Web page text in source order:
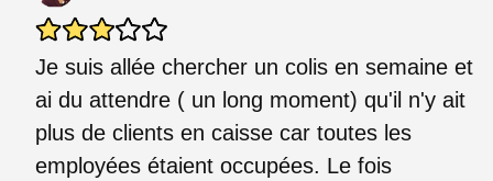
Je suis allée chercher un colis en semaine et
ai du attendre ( un long moment) qu'il n'y ait
plus de clients en caisse car toutes les
employées étaient occupées. Le fois